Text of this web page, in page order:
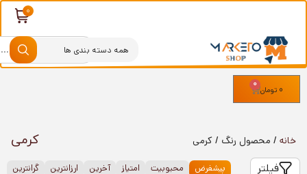
0 تومان
0
خانه / محصول رنگ / کرمی کرمی
پیشفرض محبوبیت امتیاز آخرین ارزانترین گرانترین فیلتر